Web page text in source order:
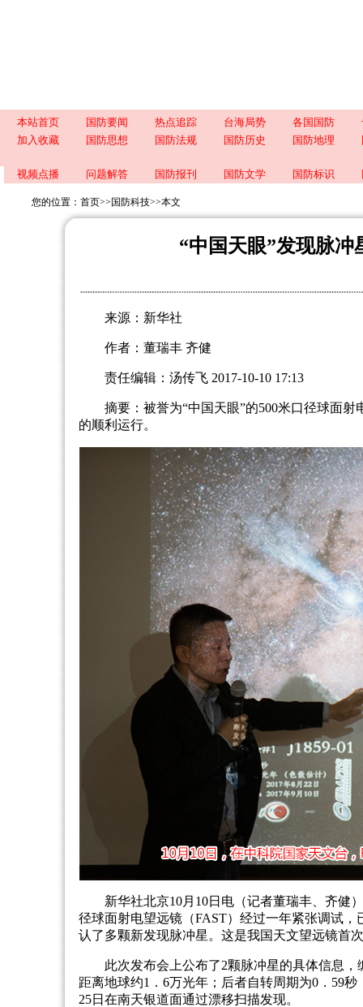
本站首页 国防要闻 热点追踪 台海局势 各国国防
加入收藏
国防思想 国防法规 国防历史 国防地理
视频点播 问题解答 国防报刊 国防文学 国防标识
您的位置： 首页>> 国防科技>>本文
“中国天眼”发现脉
来源：新华社
作者：董瑞丰 齐健
责任编辑：汤传飞 2017-10-10 17:13
摘要：被誉为“中国天眼”的500米口径球面
的顺利运行。
新华社北京10月10日电（记者董瑞丰、齐健
径球面射电望远镜（FAST）经过一年紧张调试
认了多颗新发现脉冲星。这是我国天文望远镜首
此次发布会上公布了2颗脉冲星的具体信息，
距离地球约1．6万光年；后者自转周期为0．59
25日在南天银道面通过漂移扫描发现。